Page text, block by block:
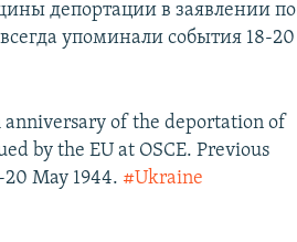
депортации в заявлении по
упоминали события 18-20
anniversary of the deportation of
by the EU at OSCE. Previous
May 1944. #Ukraine